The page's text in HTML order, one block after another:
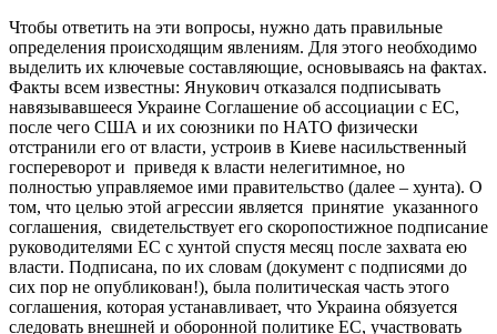
Чтобы ответить на эти вопросы, нужно дать правильные
определения происходящим явлениям. Для этого необходимо
выделить их ключевые составляющие, основываясь на фактах.
Факты всем известны: Янукович отказался подписывать
навязывавшееся Украине Соглашение об ассоциации с ЕС,
после чего США и их союзники по НАТО физически
отстранили его от власти, устроив в Киеве насильственный
госпереворот и приведя к власти нелегитимное, но
полностью управляемое ими правительство (далее – хунта). О
том, что целью этой агрессии является принятие указанного
соглашения, свидетельствует его скоропостижное подписание
руководителями ЕС с хунтой спустя месяц после захвата ею
власти. Подписана, по их словам (документ с подписями до
сих пор не опубликован!), была политическая часть этого
соглашения, которая устанавливает, что Украина обязуется
следовать внешней и оборонной политике ЕС, участвовать